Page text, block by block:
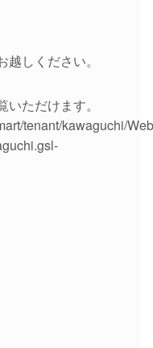
しください。
ただけます。
tenant/kawaguchi/